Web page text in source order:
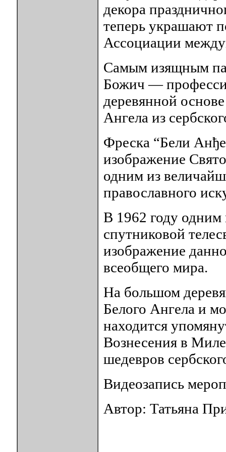
декора
теперь украшают
Ассоциации
Самым изящным
Божич —
деревянной
Ангела из
Фреска “Бели
изображение
одним из
православного
В 1962 году одним
спутниковой
изображение
всеобщего мира.
На большом
Белого Ангела и
находится
Вознесения в
шедевров
Видеозапись
Автор: Татьяна